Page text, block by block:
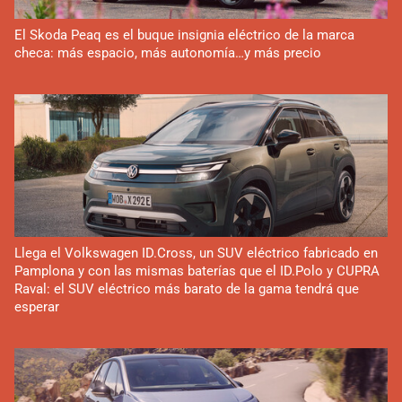
El Skoda Peaq es el buque insignia eléctrico de la marca
checa: más espacio, más autonomía…y más precio
Llega el Volkswagen ID.Cross, un SUV eléctrico fabricado en
Pamplona y con las mismas baterías que el ID.Polo y CUPRA
Raval: el SUV eléctrico más barato de la gama tendrá que
esperar